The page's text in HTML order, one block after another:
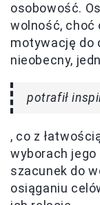
osobowość.
wolność, choć
motywację do
nieobecny,
potrafił
, co z
wyborach
szacunek do
osiąganiu